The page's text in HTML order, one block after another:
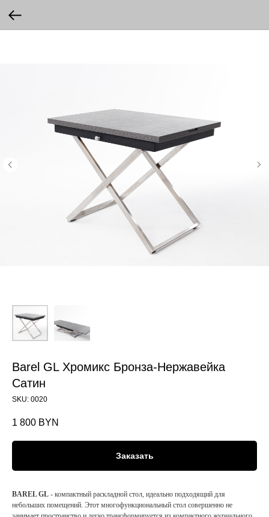
Barel GL Хромикс Бронза-Нержавейка
Сатин
SKU: 0020
1 800 BYN
Заказать
BAREL GL - компактный раскладной стол, идеально подходящий для
небольших помещений. Этот многофункциональный стол совершенно не